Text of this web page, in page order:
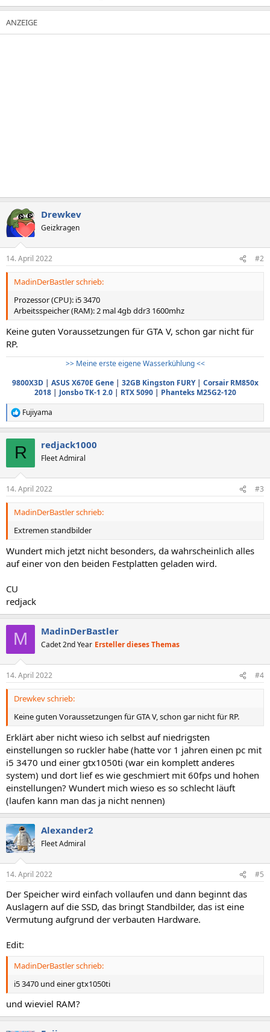
Drewkev
Geizkragen
14. April 2022 #2
MadinDerBastler schrieb:
Prozessor (CPU): i5 3470
Arbeitsspeicher (RAM): 2 mal 4gb ddr3 1600mhz
Keine guten Voraussetzungen für GTA V, schon gar nicht für
RP.
>> Meine erste eigene Wasserkühlung <<
9800X3D| ASUS X670E Gene| 32GB Kingston FURY| Corsair RM850x
2018| Jonsbo TK-1 2.0| RTX 5090| Phanteks M25G2-120
R
e
e
n
Fujiyama
R redjack1000
Fleet Admiral
14. April 2022 #3
MadinDerBastler schrieb:
Extremen standbilder
Wundert mich jetzt nicht besonders, da wahrscheinlich alles
auf einer von den beiden Festplatten geladen wird.
CU
redjack
M MadinDerBastler
Cadet 2nd Year Ersteller dieses Themas
14. April 2022 #4
Drewkev schrieb:
Keine guten Voraussetzungen für GTA V, schon gar nicht für RP.
Erklärt aber nicht wieso ich selbst auf niedrigsten
einstellungen so ruckler habe (hatte vor 1 jahren einen pc mit
i5 3470 und einer gtx1050ti (war ein komplett anderes
system) und dort lief es wie geschmiert mit 60fps und hohen
einstellungen? Wundert mich wieso es so schlecht läuft
(laufen kann man das ja nicht nennen)
Alexander2
Fleet Admiral
14. April 2022 #5
Der Speicher wird einfach vollaufen und dann beginnt das
Auslagern auf die SSD, das bringt Standbilder, das ist eine
Vermutung aufgrund der verbauten Hardware.
Edit:
MadinDerBastler schrieb:
i5 3470 und einer gtx1050ti
und wieviel RAM?